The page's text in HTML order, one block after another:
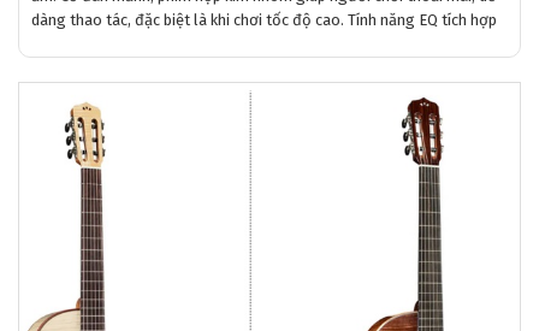
dàng thao tác, đặc biệt là khi chơi tốc độ cao. Tính năng EQ tích hợp